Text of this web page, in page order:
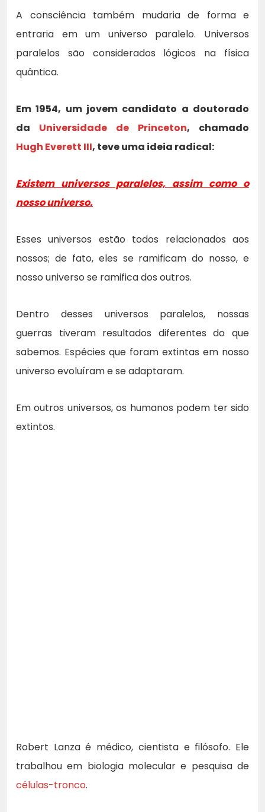
A consciência também mudaria de forma e
entraria em um universo paralelo. Universos
paralelos são considerados lógicos na física
quântica.
Em 1954, um jovem candidato a doutorado
da Universidade de Princeton, chamado
Hugh Everett III, teve uma ideia radical:
Existem universos paralelos, assim como o
nosso universo.
Esses universos estão todos relacionados aos
nossos; de fato, eles se ramificam do nosso, e
nosso universo se ramifica dos outros.
Dentro desses universos paralelos, nossas
guerras tiveram resultados diferentes do que
sabemos. Espécies que foram extintas em nosso
universo evoluíram e se adaptaram.
Em outros universos, os humanos podem ter sido
extintos.
Robert Lanza é médico, cientista e filósofo. Ele
trabalhou em biologia molecular e pesquisa de
células-tronco.